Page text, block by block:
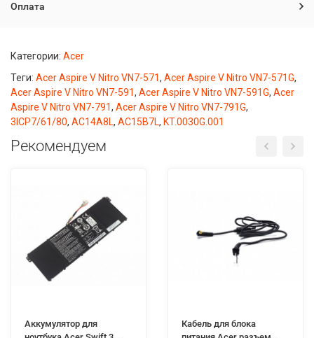
Оплата
Категории: Acer
Теги: Acer Aspire V Nitro VN7-571, Acer Aspire V Nitro VN7-571G,
Acer Aspire V Nitro VN7-591, Acer Aspire V Nitro VN7-591G, Acer
Aspire V Nitro VN7-791, Acer Aspire V Nitro VN7-791G,
3ICP7/61/80, AC14A8L, AC15B7L, KT.0030G.001
Рекомендуем
Аккумулятор для
Кабель для блока